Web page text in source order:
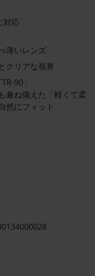
対応
薄いレンズ
クリアな視界
90」
兼ね備えた「軽くて柔
然にフィット